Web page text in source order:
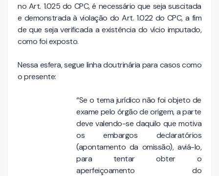
no Art. 1.025 do CPC, é necessário que seja suscitada
e demonstrada à violação do Art. 1.022 do CPC, a fim
de que seja verificada a existência do vício imputado,
como foi exposto.
Nessa esfera, segue linha doutrinária para casos como
o presente:
“Se o tema jurídico não foi objeto de
exame pelo órgão de origem, a parte
deve valendo-se daquilo que motiva
os embargos declaratórios
(apontamento da omissão), aviá-lo,
para tentar obter o
aperfeiçoamento do